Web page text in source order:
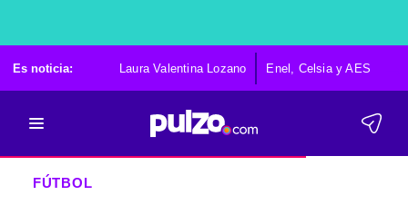
Es noticia: Laura Valentina Lozano Enel, Celsia y AES
FÚTBOL